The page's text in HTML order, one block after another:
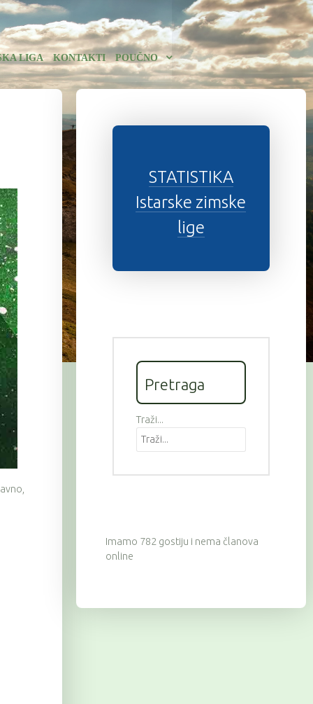
LIGA KONTAKTI POUČNO
STATISTIKA
Istarske zimske
lige
Pretraga
Traži...
Imamo 782 gostiju i nema članova
online